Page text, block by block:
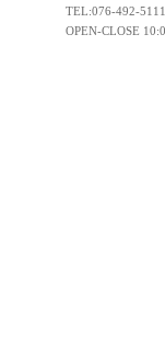
TEL:076-492-
OPEN-CLOSE